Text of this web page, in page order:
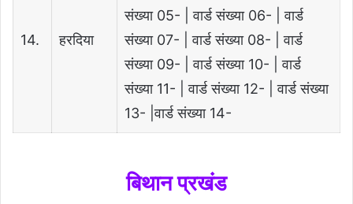
14. हरदिया
संख्या 05- | वार्ड संख्या 06- | वार्ड
संख्या 07- | वार्ड संख्या 08- | वार्ड
संख्या 09- | वार्ड संख्या 10- | वार्ड
संख्या 11- | वार्ड संख्या 12- | वार्ड संख्या
13- |वार्ड संख्या 14-
बिथान प्रखंड